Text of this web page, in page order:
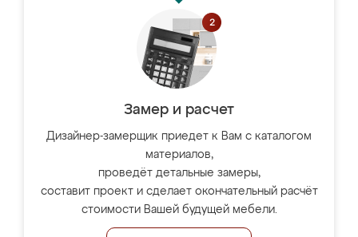
Замер и расчет
Дизайнер-замерщик приедет к Вам с каталогом
материалов,
проведёт детальные замеры,
составит проект и сделает окончательный расчёт
стоимости Вашей будущей мебели.